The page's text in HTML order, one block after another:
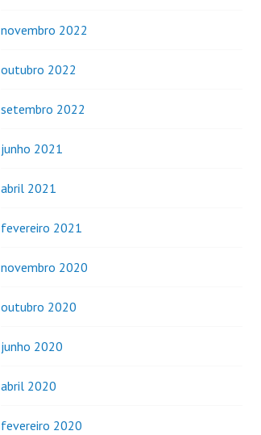
novembro 2022
outubro 2022
setembro 2022
junho 2021
abril 2021
fevereiro 2021
novembro 2020
outubro 2020
junho 2020
abril 2020
fevereiro 2020